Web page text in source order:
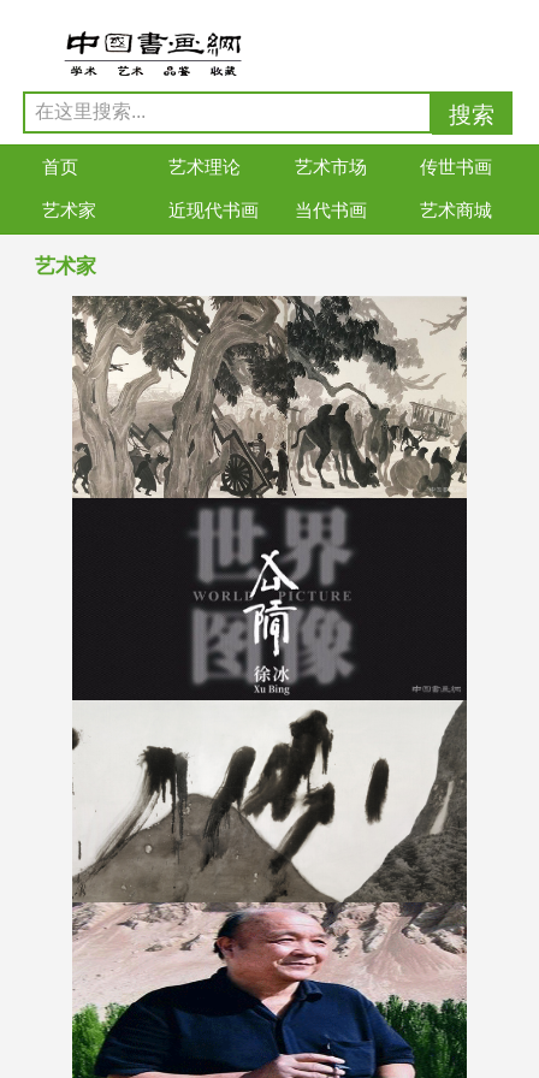
首页 艺术理论 艺术市场 传世书画
艺术家 近现代书画 当代书画 艺术商城
艺术家